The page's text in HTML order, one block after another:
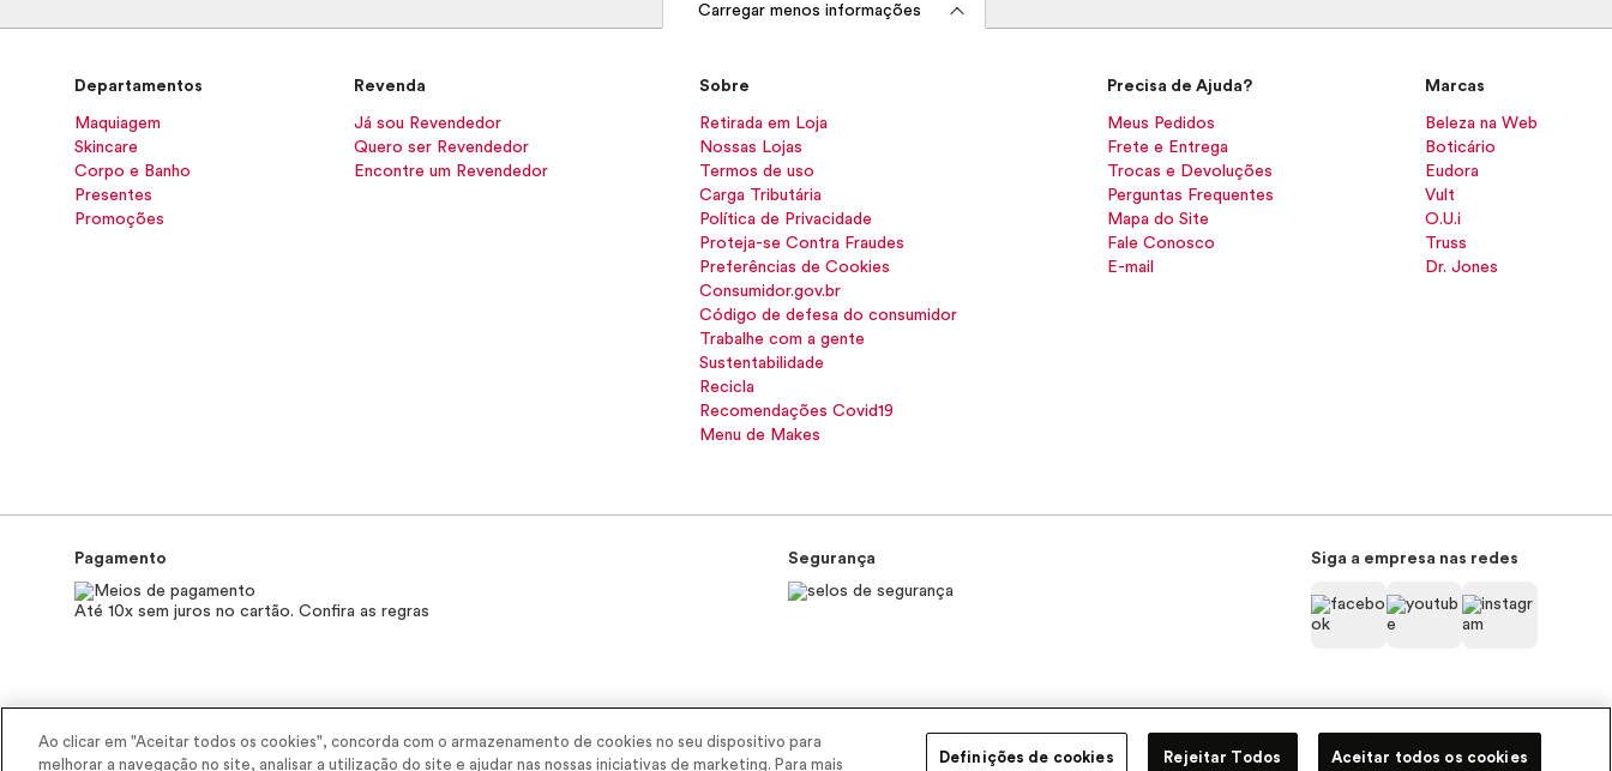
Carregar menos informações
Departamentos
Maquiagem
Skincare
Corpo e Banho
Presentes
Promoções
Revenda
Já sou Revendedor
Quero ser Revendedor
Encontre um Revendedor
Sobre
Retirada em Loja
Nossas Lojas
Termos de uso
Carga Tributária
Política de Privacidade
Proteja-se Contra Fraudes
Preferências de Cookies
Consumidor.gov.br
Código de defesa do consumidor
Trabalhe com a gente
Sustentabilidade
Recicla
Recomendações Covid19
Menu de Makes
Precisa de Ajuda?
Meus Pedidos
Frete e Entrega
Trocas e Devoluções
Perguntas Frequentes
Mapa do Site
Fale Conosco
E-mail
Marcas
Beleza na Web
Boticário
Eudora
Vult
O.U.i
Truss
Dr. Jones
Pagamento
Até 10x sem juros no cartão. Confira as regras
Segurança Siga a empresa nas redes
Rodovia Régis Bitencourt, Km 437, Ribeirão Vermelho, Registro, SP, CEP 11900-000 | CNPJ/MF 11.137.051/0406-41 IE 574.066.180.111
Ao clicar em "Aceitar todos os cookies", concorda com o armazenamento de cookies no seu dispositivo para
melhorar a navegação no site, analisar a utilização do site e ajudar nas nossas iniciativas de marketing. Para mais
Definições de cookies Rejeitar Todos Aceitar todos os cookies